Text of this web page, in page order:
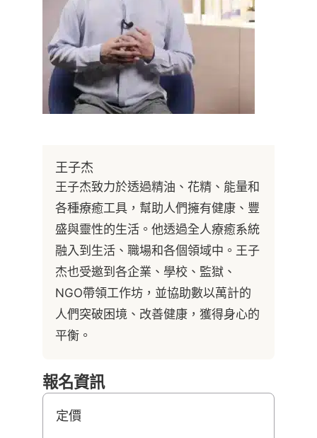
王子杰
王子杰致力於透過精油、花精、能量和
各種療癒工具，幫助人們擁有健康、豐
盛與靈性的生活。他透過全人療癒系統
融入到生活、職場和各個領域中。王子
杰也受邀到各企業、學校、監獄、
NGO帶領工作坊，並協助數以萬計的
人們突破困境、改善健康，獲得身心的
平衡。
報名資訊
定價